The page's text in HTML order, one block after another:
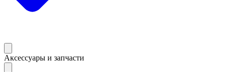
Аксессуары и запчасти